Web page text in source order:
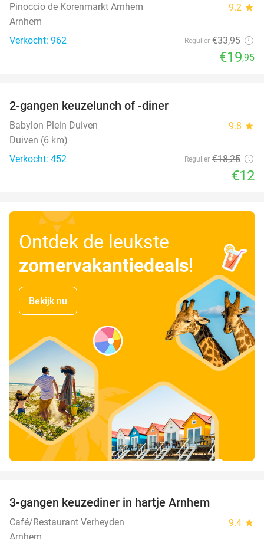
Pinoccio de Korenmarkt Arnhem 9.2 star
Arnhem
Verkocht: 962
Regulier €33,95
€19,95
2-gangen keuzelunch of -diner
Babylon Plein Duiven 9.8 star
Duiven (6 km)
Verkocht: 452
Regulier €18,25
€12
Ontdek de leukste
zomervakantiedeals!
Bekijk nu
3-gangen keuzediner in hartje Arnhem
Café/Restaurant Verheyden 9.4 star